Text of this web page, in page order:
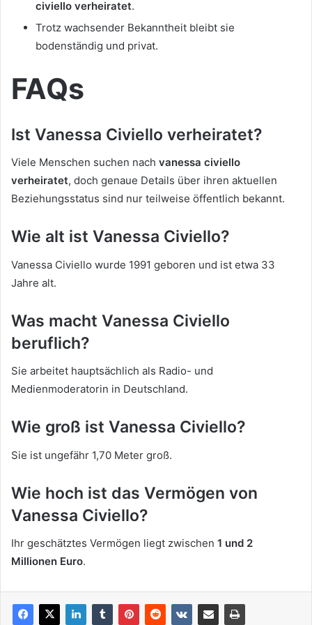
civiello verheiratet.
Trotz wachsender Bekanntheit bleibt sie
bodenständig und privat.
FAQs
Ist Vanessa Civiello verheiratet?
Viele Menschen suchen nach vanessa civiello
verheiratet, doch genaue Details über ihren aktuellen
Beziehungsstatus sind nur teilweise öffentlich bekannt.
Wie alt ist Vanessa Civiello?
Vanessa Civiello wurde 1991 geboren und ist etwa 33
Jahre alt.
Was macht Vanessa Civiello
beruflich?
Sie arbeitet hauptsächlich als Radio- und
Medienmoderatorin in Deutschland.
Wie groß ist Vanessa Civiello?
Sie ist ungefähr 1,70 Meter groß.
Wie hoch ist das Vermögen von
Vanessa Civiello?
Ihr geschätztes Vermögen liegt zwischen 1 und 2
Millionen Euro.